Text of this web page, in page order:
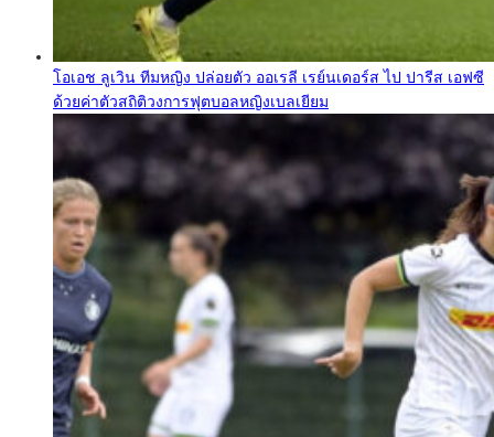
โอเอช ลูเวิน ทีมหญิง ปล่อยตัว ออเรลี เรย์นเดอร์ส ไป ปารีส เอฟซี
ด้วยค่าตัวสถิติวงการฟุตบอลหญิงเบลเยียม